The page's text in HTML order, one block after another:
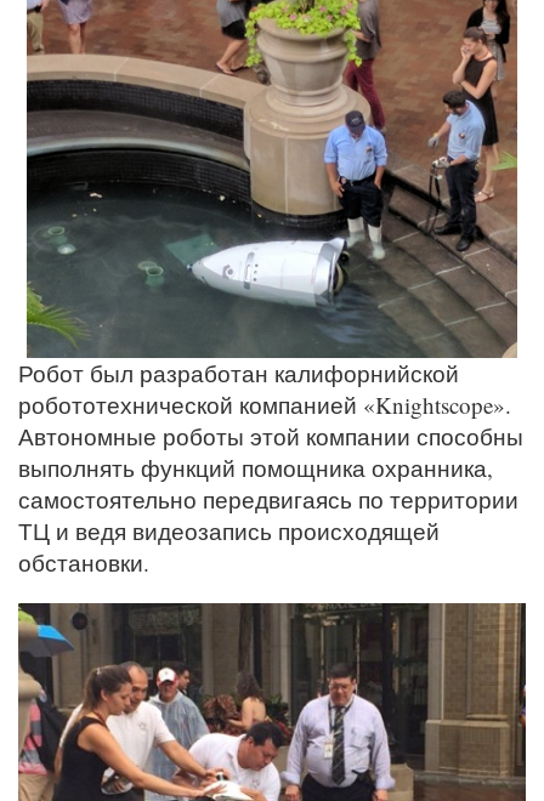
Робот был разработан калифорнийской
робототехнической компанией «Knightscope».
Автономные роботы этой компании способны
выполнять функций помощника охранника,
самостоятельно передвигаясь по территории
ТЦ и ведя видеозапись происходящей
обстановки.